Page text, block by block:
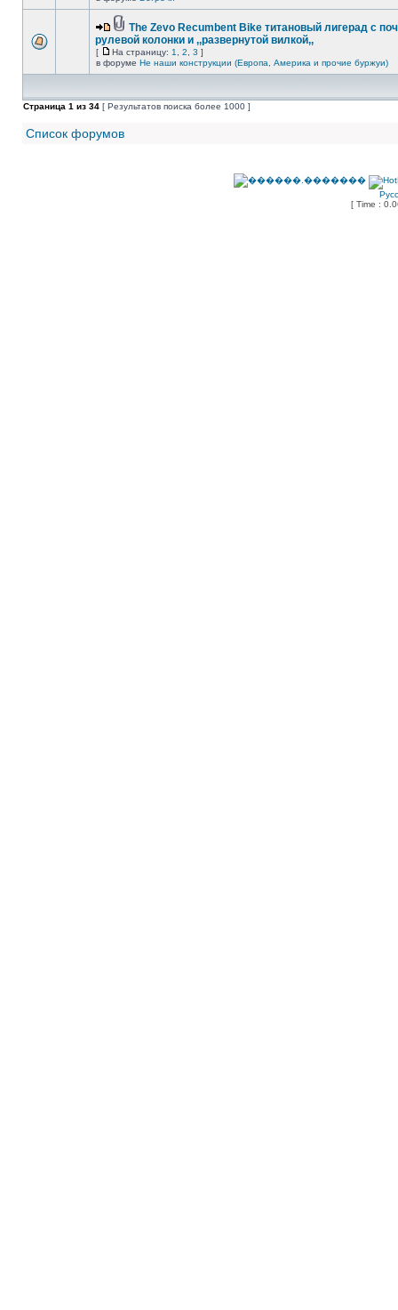
The Zevo Recumbent Bike титановый лигерад с
рулевой колонки и ,,развернутой вилкой,,
[ На страницу: 1 2 3 ]
в форуме Не наши конструкции (Европа, Америка и прочие буржуи)
Страница 1 из 34 [ Результатов поиска более 1000 ]
Список форумов
[ Time :